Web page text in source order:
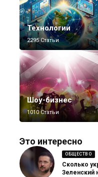
Технологии
2295 Статьи
Шоу-бизнес
1010 Статьи
Это интересно
ОБЩЕСТВО
Сколько
Зеленский